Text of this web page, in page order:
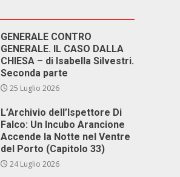
GENERALE CONTRO
GENERALE. IL CASO DALLA
CHIESA – di Isabella Silvestri.
Seconda parte
25 Luglio 2026
L’Archivio dell’Ispettore Di
Falco: Un Incubo Arancione
Accende la Notte nel Ventre
del Porto (Capitolo 33)
24 Luglio 2026